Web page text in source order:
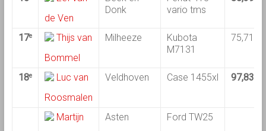
de Ven
Donk
vario tms
17e
Thijs van
Bommel
Milheeze
Kubota
M7131
75,71
18e
Luc van
Roosmalen
Veldhoven Case 1455xl 97,83
Martijn
Asten Ford TW25